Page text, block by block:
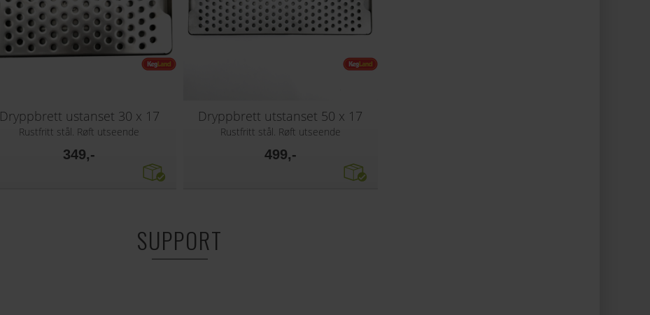
Dryppbrett ustanset 30 x 17
Rustfritt stål. Røft utseende
349,-
Dryppbrett utstanset 50 x 17
Rustfritt stål. Røft utseende
499,-
SUPPORT